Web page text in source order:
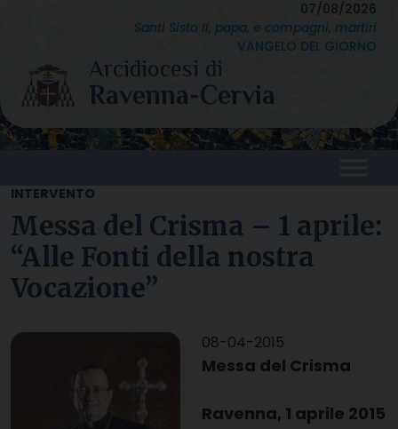
content
07/08/2026
Santi Sisto II, papa, e compagni, martiri
VANGELO DEL GIORNO
INTERVENTO
Messa del Crisma – 1 aprile:
“Alle Fonti della nostra
Vocazione”
08-04-2015
Messa del Crisma
Ravenna, 1 aprile 2015